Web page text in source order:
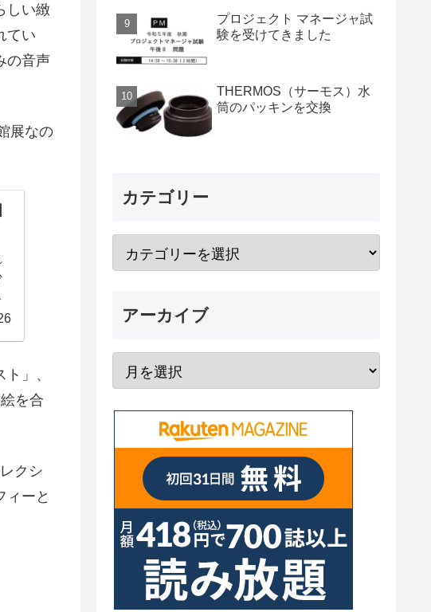
しい緻
てい
の音声
展なの
」、
を合
クシ
ィーと
プロジェクト マネージャ試
験を受けてきました
THERMOS（サーモス）水
筒のパッキンを交換
カテゴリー
アーカイブ